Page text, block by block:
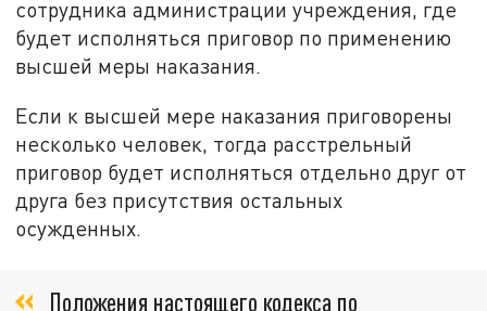
сотрудника администрации учреждения, где
будет исполняться приговор по применению
высшей меры наказания.
Если к высшей мере наказания приговорены
несколько человек, тогда расстрельный
приговор будет исполняться отдельно друг от
друга без присутствия остальных
осужденных.
Положения настоящего кодекса по